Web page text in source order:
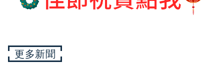
更多新聞